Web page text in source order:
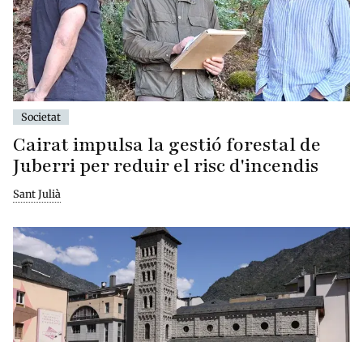
Societat
Cairat impulsa la gestió forestal de
Juberri per reduir el risc d'incendis
Sant Julià